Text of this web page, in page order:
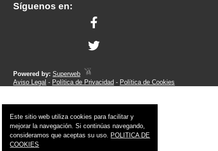
Síguenos en:
Powered by:Superweb
Aviso Legal - Política de Privacidad - Política de Cookies
Este sitio web utiliza cookies para facilitar y
mejorar la navegación. Si continúas navegando,
consideramos que aceptas su uso. POLITICA DE
COOKIES